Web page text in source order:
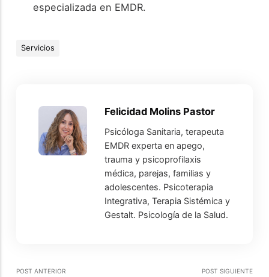
especializada en EMDR.
Servicios
Felicidad Molins Pastor
Psicóloga Sanitaria, terapeuta
EMDR experta en apego,
trauma y psicoprofilaxis
médica, parejas, familias y
adolescentes. Psicoterapia
Integrativa, Terapia Sistémica y
Gestalt. Psicología de la Salud.
POST ANTERIOR POST SIGUIENTE